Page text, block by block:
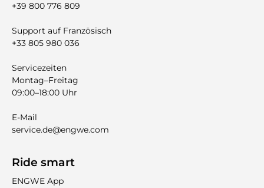
+39 800 776 809
Support auf Französisch
+33 805 980 036
Servicezeiten
Montag–Freitag
09:00–18:00 Uhr
E-Mail
service.de@engwe.com
Ride smart
ENGWE App